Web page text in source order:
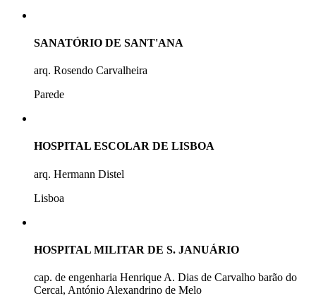
SANATÓRIO DE SANT'ANA
arq. Rosendo Carvalheira
Parede
HOSPITAL ESCOLAR DE LISBOA
arq. Hermann Distel
Lisboa
HOSPITAL MILITAR DE S. JANUÁRIO
cap. de engenharia Henrique A. Dias de Carvalho barão do
Cercal, António Alexandrino de Melo